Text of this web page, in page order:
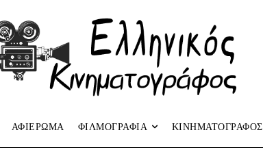
ΑΦΙΕΡΩΜΑ ΦΙΛΜΟΓΡΑΦΙΑ ΚΙΝΗΜΑΤΟΓΡΑΦΟΣ